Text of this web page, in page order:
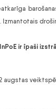
Izmantotais
ir īpaši
augstas